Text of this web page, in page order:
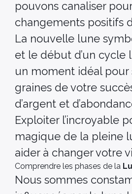
pouvons canaliser
changements positifs
La nouvelle lune
et le début d’un cycle
un moment idéal pour
graines de votre
d’argent et
Exploiter l’incroyable
magique de la pleine
aider à changer votre
Comprendre les phases de la
Nous sommes